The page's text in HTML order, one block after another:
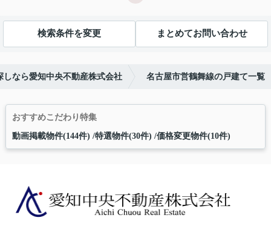
検索条件を変更 まとめてお問い合わせ
なら愛知中央不動産株式会社 名古屋市営鶴舞線の戸建て一覧
おすすめこだわり特集
動画掲載物件(144件) 特選物件(30件) 価格変更物件(10件)